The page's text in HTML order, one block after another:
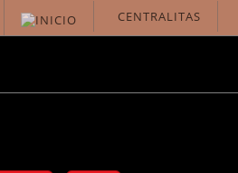
CENTRALITAS